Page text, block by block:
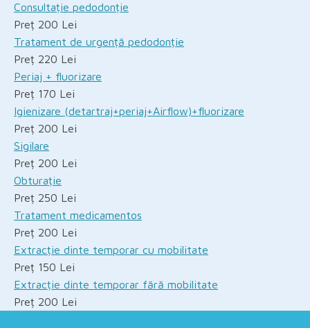
Consultație pedodonție
Preț 200 Lei
Tratament de urgență pedodonție
Preț 220 Lei
Periaj + fluorizare
Preț 170 Lei
Igienizare (detartraj+periaj+Airflow)+fluorizare
Preț 200 Lei
Sigilare
Preț 200 Lei
Obturație
Preț 250 Lei
Tratament medicamentos
Preț 200 Lei
Extracție dinte temporar cu mobilitate
Preț 150 Lei
Extracție dinte temporar fără mobilitate
Preț 200 Lei